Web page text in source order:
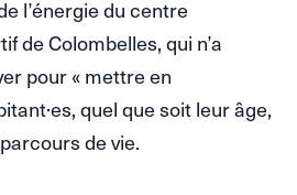
l’énergie du centre
de Colombelles, qui n’a
pour « mettre en
quel que soit leur âge,
de vie.